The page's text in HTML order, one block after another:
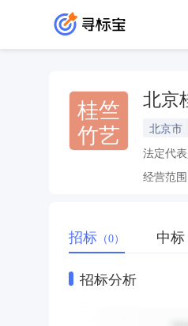
桂竺
竹艺
北京
北京市
法定代表
经营范围
招标 （0） 中标
招标分析